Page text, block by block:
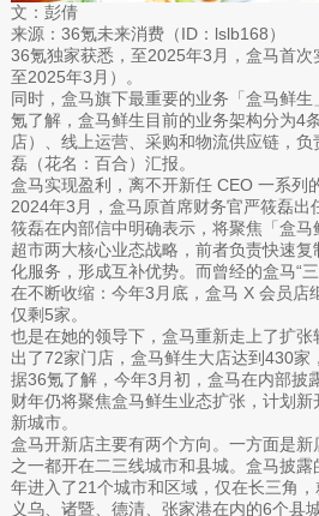
文：彭倩
来源：36氪未来消费（ID：lslb168）
36氪独家获悉，至2025年3月，盒马首次
至2025年3月）。
同时，盒马旗下最重要的业务「盒马鲜
氪了解，盒马鲜生目前的业务架构分为4
店）、线上运营、采购和物流供应链，
磊（花名：百合）汇报。
盒马实现盈利，离不开新任 CEO 一系列
2024年3月，盒马原首席财务官严筱磊出
筱磊在内部信中明确表示，将聚焦「盒马
超市两大核心业态战略，前者负责快速
化服务，形成互补优势。而曾经的盒马“
在不断收缩：今年3月底，盒马 X 会员店
仅剩5家。
也是在她的领导下，盒马重新走上了扩
出了72家门店，盒马鲜生大店达到430家
据36氪了解，今年3月初，盒马在内部披
财年仍将聚焦盒马鲜生业态扩张，计划
新城市。
盒马开新店主要有两个方向。一方面是
之一都开在二三线城市和县城。盒马披
年进入了21个城市和区域，仅在长三角，
义乌、诸暨、德清、张家港在内的6个县城